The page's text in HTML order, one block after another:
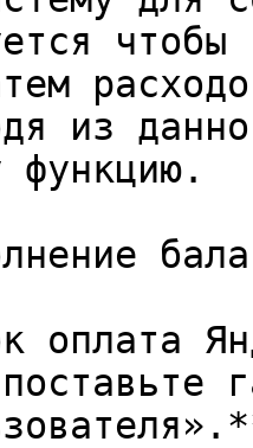
из
функцию.
оплата